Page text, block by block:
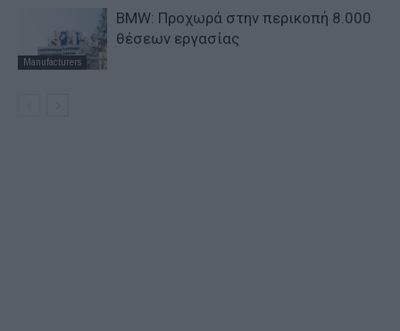
Manufacturers
BMW: Προχωρά στην περικοπή 8.000
θέσεων εργασίας